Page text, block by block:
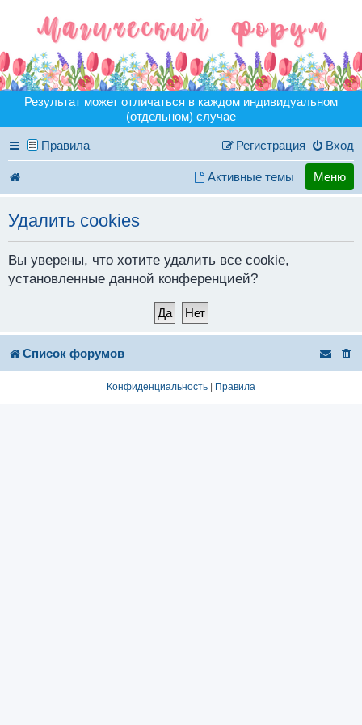
Результат может отличаться в каждом индивидуальном
(отдельном) случае
Правила Вход
Регистрация
Активные темы Меню
Удалить cookies
Вы уверены, что хотите удалить все cookie,
установленные данной конференцией?
Список форумов
Конфиденциальность | Правила